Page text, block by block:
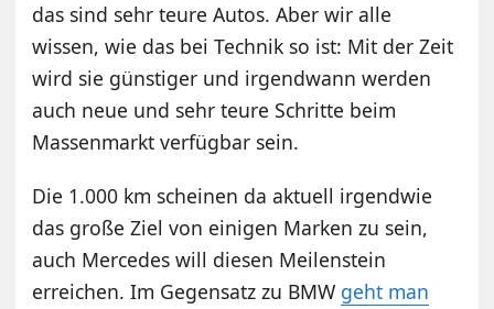
das sind sehr teure Autos. Aber wir alle
wissen, wie das bei Technik so ist: Mit der Zeit
wird sie günstiger und irgendwann werden
auch neue und sehr teure Schritte beim
Massenmarkt verfügbar sein.
Die 1.000 km scheinen da aktuell irgendwie
das große Ziel von einigen Marken zu sein,
auch Mercedes will diesen Meilenstein
erreichen. Im Gegensatz zu BMW geht man